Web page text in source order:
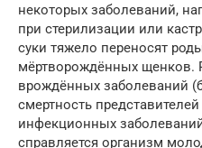
некоторых заболеваний,
при стерилизации или
суки тяжело переносят
мёртворождённых щенков.
врождённых заболеваний
смертность
инфекционных
справляется организм